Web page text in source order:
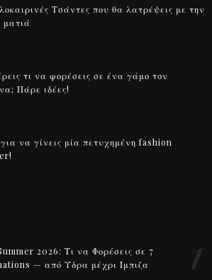
Τσάντες που θα λατρέψεις με την
τι να φορέσεις σε ένα γάμο τον
Πάρε ιδέες!
να γίνεις μία πετυχημένη fashion
2026: Τι να Φορέσεις σε 7
— από Ύδρα μέχρι Ίμπιζα
1